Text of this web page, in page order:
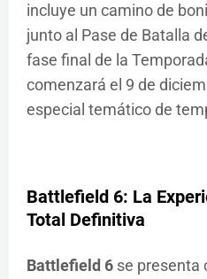
incluye un camino de
junto al Pase de Batalla
fase final de la
comenzará el 9 de
especial temático de
Battlefield 6: La
Total Definitiva
Battlefield 6 se presenta